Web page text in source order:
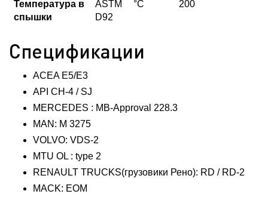
Температура в
спышки
ASTM
D92
°С 200
Спецификации
ACEA E5/E3
API CH-4 / SJ
MERCEDES : MB-Approval 228.3
MAN: M 3275
VOLVO: VDS-2
MTU OL : type 2
RENAULT TRUCKS(грузовики Рено): RD / RD-2
MACK: EOM